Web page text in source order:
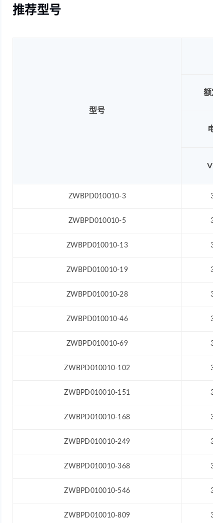
推荐型号
型号
额定
电压
VDC
ZWBPD010010-3 3.0
ZWBPD010010-5 3.0
ZWBPD010010-13 3.0
ZWBPD010010-19 3.0
ZWBPD010010-28 3.0
ZWBPD010010-46 3.0
ZWBPD010010-69 3.0
ZWBPD010010-102 3.0
ZWBPD010010-151 3.0
ZWBPD010010-168 3.0
ZWBPD010010-249 3.0
ZWBPD010010-368 3.0
ZWBPD010010-546 3.0
ZWBPD010010-809 3.0